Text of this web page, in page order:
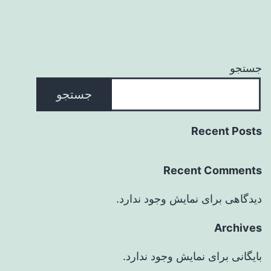
جستجو
جستجو
Recent Posts
Recent Comments
دیدگاهی برای نمایش وجود ندارد.
Archives
بایگانی برای نمایش وجود ندارد.